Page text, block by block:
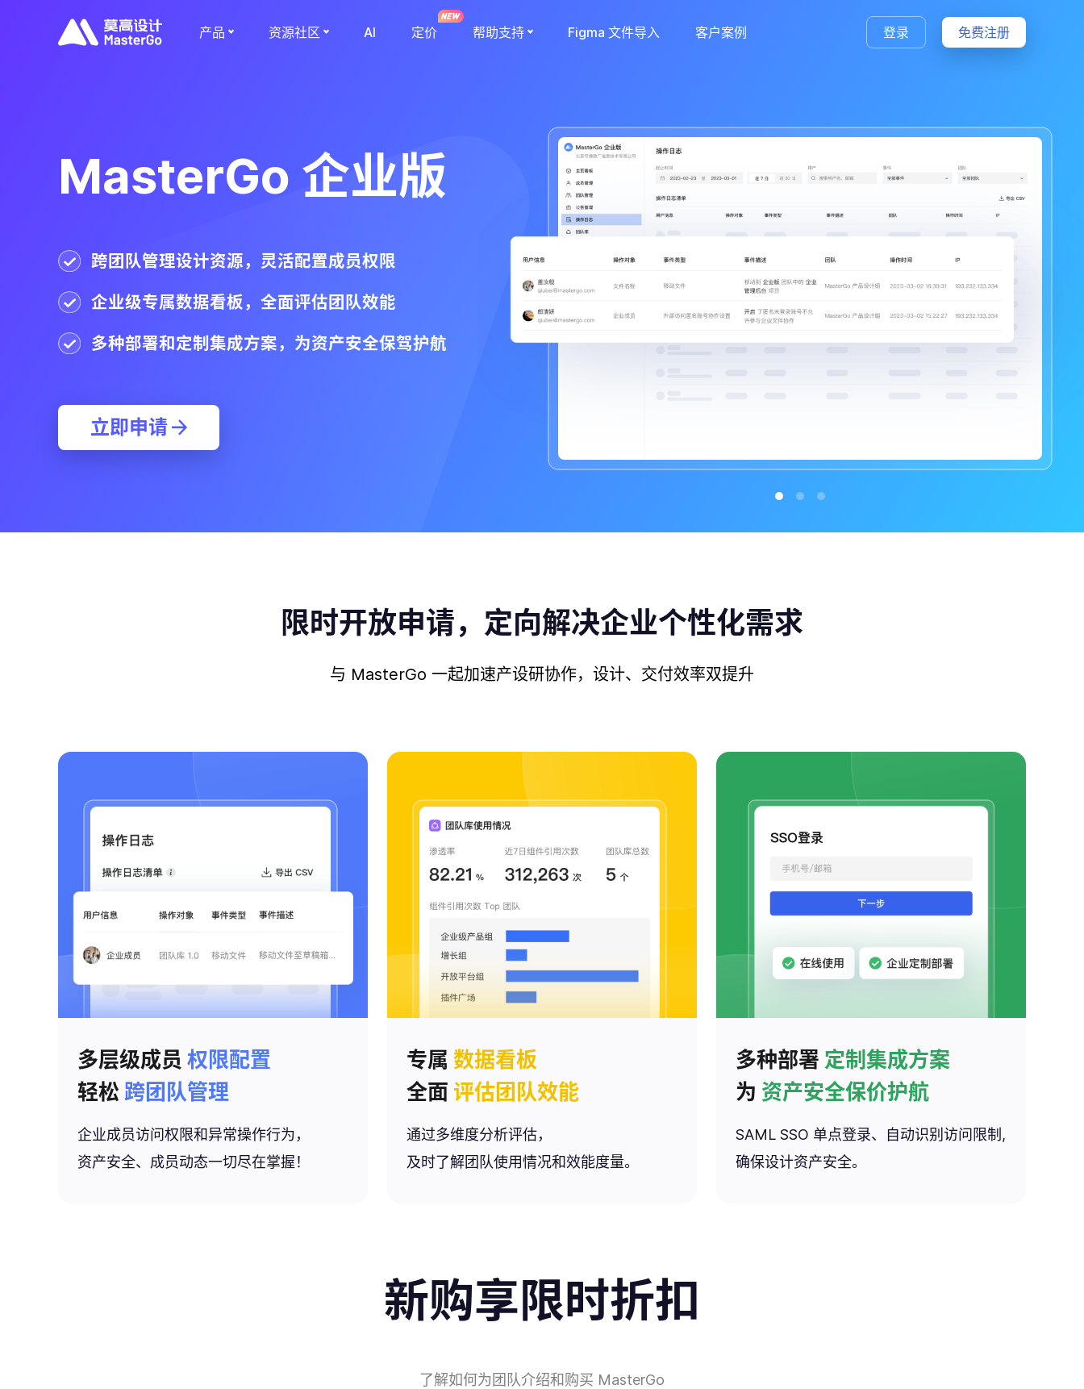
产品 资源社区 AI 定价 帮助支持 Figma 文件导入 客户案例 登录 免费注册
MasterGo 企业版
跨团队管理设计资源，灵活配置成员权限
企业级专属数据看板，全面评估团队效能
多种部署和定制集成方案，为资产安全保驾护航
立即申请
限时开放申请， 定向解决企业个性化需求
与 MasterGo 一起加速产设研协作， 设计、交付效率双提升
多层级成员 权限配置
轻松 跨团队管理
企业成员访问权限和异常操作行为，
资产安全、成员动态一切尽在掌握！
专属 数据看板
全面 评估团队效能
通过多维度分析评估，
及时了解团队使用情况和效能度量。
多种部署 定制集成方案
为 资产安全保价护航
SAML SSO 单点登录、自动识别访问限制,
确保设计资产安全。
新购享限时折扣
了解如何为团队介绍和购买 MasterGo